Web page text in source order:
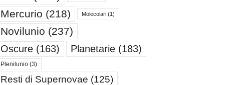
Mercurio (218) Molecolari(1)
Novilunio (237)
Oscure(163) Planetarie(183)
Plenilunio(3)
Resti di Supernovae (125)